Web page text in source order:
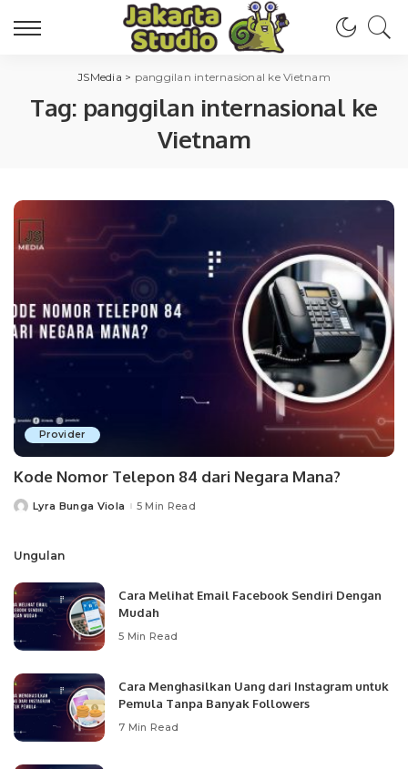
JSMedia > panggilan internasional ke Vietnam
Tag: panggilan internasional ke
Vietnam
Provider
Kode Nomor Telepon 84 dari Negara Mana?
PostedLyra Bunga Viola 5 Min Read
Ungulan
Cara Melihat Email Facebook Sendiri Dengan
Mudah
5 Min Read
Cara Menghasilkan Uang dari Instagram untuk
Pemula Tanpa Banyak Followers
7 Min Read